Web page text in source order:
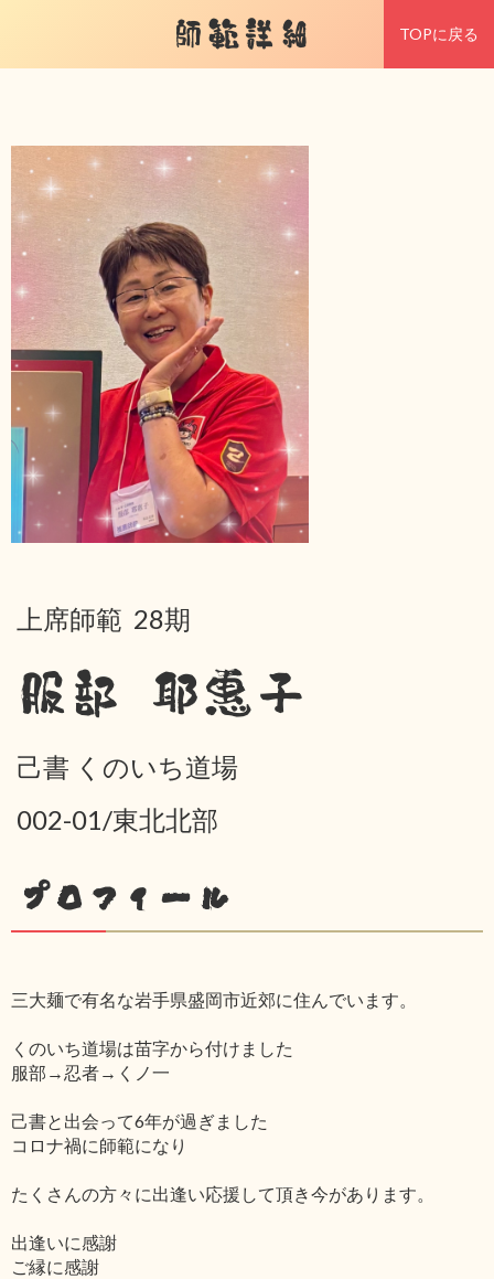
師範詳細 TOPに戻る
上席師範 28期
服部 耶惠子
己書 くのいち道場
002-01/東北北部
プロフィール
三大麺で有名な岩手県盛岡市近郊に住んでいます。
くのいち道場は苗字から付けました
服部→忍者→くノ一
己書と出会って6年が過ぎました
コロナ禍に師範になり
たくさんの方々に出逢い応援して頂き今があります。
出逢いに感謝
ご縁に感謝